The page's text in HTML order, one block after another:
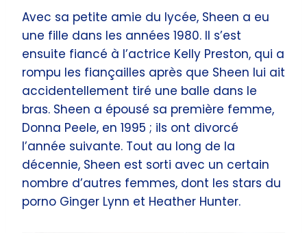
Avec sa petite amie du lycée, Sheen a eu
une fille dans les années 1980. Il s’est
ensuite fiancé à l’actrice Kelly Preston, qui a
rompu les fiançailles après que Sheen lui ait
accidentellement tiré une balle dans le
bras. Sheen a épousé sa première femme,
Donna Peele, en 1995 ; ils ont divorcé
l’année suivante. Tout au long de la
décennie, Sheen est sorti avec un certain
nombre d’autres femmes, dont les stars du
porno Ginger Lynn et Heather Hunter.